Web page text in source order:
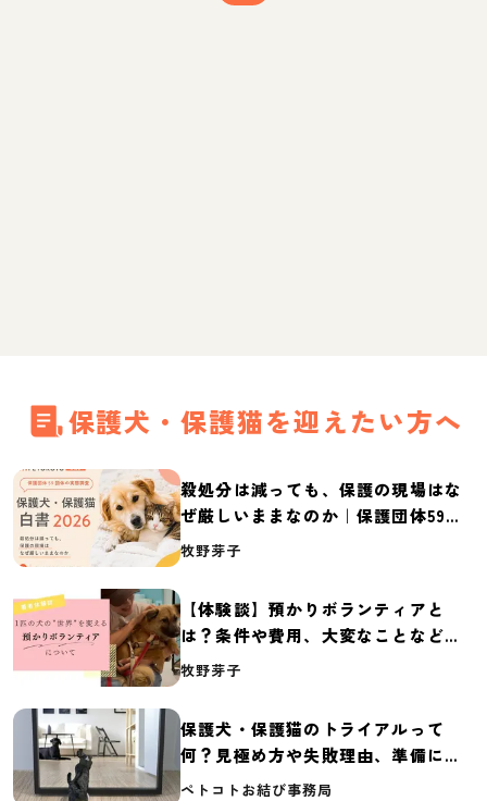
保護犬・保護猫を迎えたい方へ
殺処分は減っても、保護の現場はな
ぜ厳しいままなのか｜保護団体59団
体の実態調査【保護犬・保護猫白書
牧野芽子
【体験談】預かりボランティアと
は？条件や費用、大変なことなど紹
介
牧野芽子
保護犬・保護猫のトライアルって
何？見極め方や失敗理由、準備に必
要なものを紹介
ペトコトお結び事務局